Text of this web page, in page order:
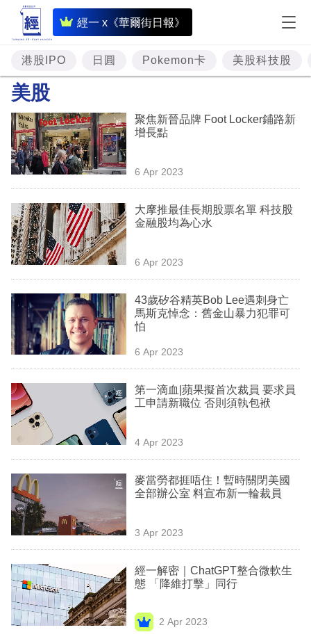
經一 x《華爾街日報》
即
時
財
經
題
投
資
樓
市
理
商
業
科
技
場
生
事
訂
閱
港股IPO 日圓 Pokemon卡 美股科技股
美股
聚焦新晉品牌 Foot Locker鋪路新
增長點
6 Apr 2023
大摩推最佳長期股票名單 科技股
金融股均為心水
6 Apr 2023
43歲矽谷精英Bob Lee遇刺身亡
馬斯克悼念：舊金山暴力犯罪可
怕
6 Apr 2023
第一滴血|蘋果擬首次裁員 要求員
工申請新職位 否則須執包袱
4 Apr 2023
麥當勞都捱唔住！暫時關閉美國
全部辦公室 料宣布新一輪裁員
3 Apr 2023
經一解密｜ChatGPT整合微軟生
態 「降維打擊」同行
2 Apr 2023